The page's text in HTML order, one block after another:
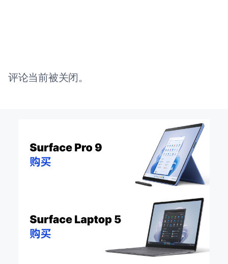
评论当前被关闭。